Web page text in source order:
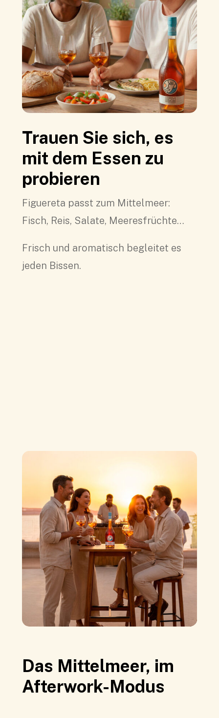
Trauen Sie sich, es
mit dem Essen zu
probieren
Figuereta passt zum Mittelmeer:
Fisch, Reis, Salate, Meeresfrüchte…
Frisch und aromatisch begleitet es
jeden Bissen.
Das Mittelmeer, im
Afterwork-Modus